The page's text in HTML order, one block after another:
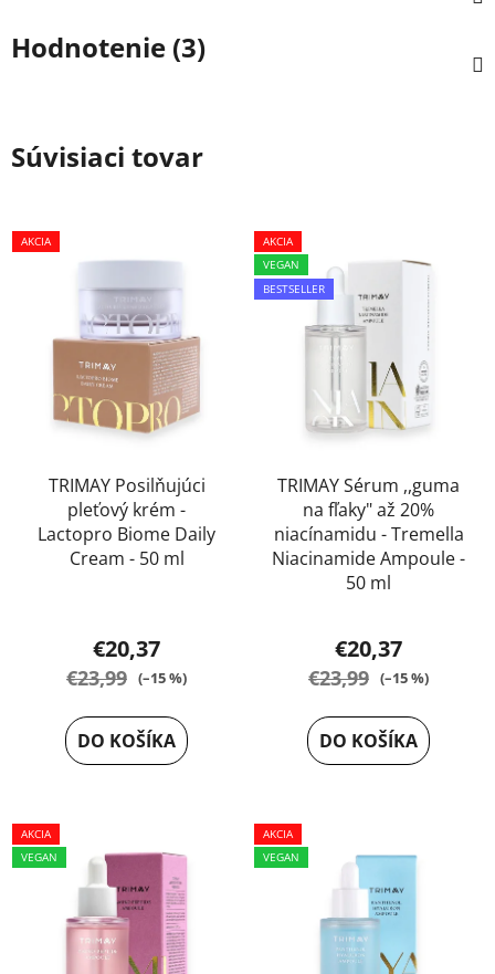
Hodnotenie (3)
Súvisiaci tovar
AKCIA
TRIMAY Posilňujúci
pleťový krém -
Lactopro Biome Daily
Cream - 50 ml
produktu
4,0
z
€20,37
€23,99 (–15 %)
DO KOŠÍKA
AKCIA
VEGAN
BESTSELLER
TRIMAY Sérum ,,guma
na fľaky" až 20%
niacínamidu - Tremella
Niacinamide Ampoule -
50 ml
hodnotenie
produktu
je
5,0
€20,37
€23,99 (–15 %)
DO KOŠÍKA
AKCIA
VEGAN
AKCIA
VEGAN